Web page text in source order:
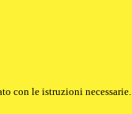
con le istruzioni necessarie.